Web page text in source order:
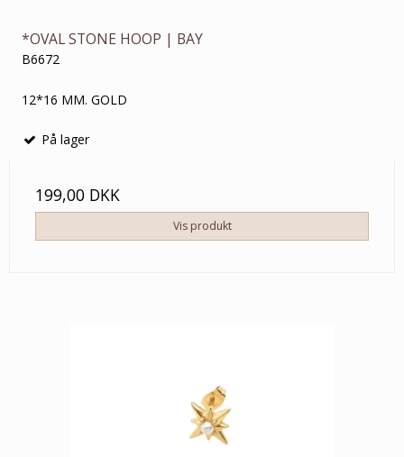
*OVAL STONE HOOP | BAY
B6672
12*16 MM. GOLD
På lager
199,00 DKK
Vis produkt